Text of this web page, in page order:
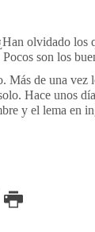
olvidado los
son los
Más de una
Hace unos
y el lema en
por
Imprimir